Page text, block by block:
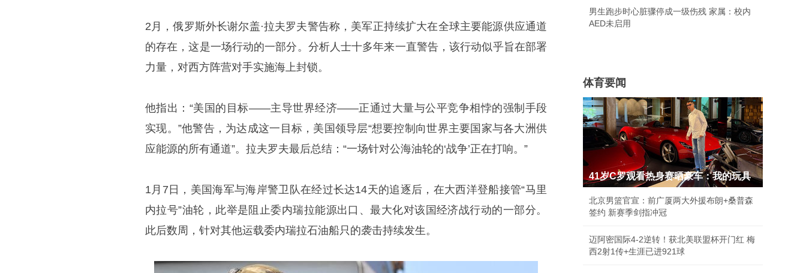
2月，俄罗斯外长谢尔盖·拉夫罗夫警告称，美军正持续扩大在全球主要能源供应通道
的存在，这是一场行动的一部分。分析人士十多年来一直警告，该行动似乎旨在部署
力量，对西方阵营对手实施海上封锁。
他指出：“美国的目标——主导世界经济——正通过大量与公平竞争相悖的强制手段
实现。”他警告，为达成这一目标，美国领导层“想要控制向世界主要国家与各大洲供
应能源的所有通道”。拉夫罗夫最后总结：“一场针对公海油轮的‘战争’正在打响。”
1月7日，美国海军与海岸警卫队在经过长达14天的追逐后，在大西洋登船接管“马里
内拉号”油轮，此举是阻止委内瑞拉能源出口、最大化对该国经济战行动的一部分。
此后数周，针对其他运载委内瑞拉石油船只的袭击持续发生。
男生跑步时心脏骤停成一级伤残 家属：校内
AED未启用
体育要闻
41岁C罗观看热身赛晒豪车：我的玩具
北京男篮官宣：前广厦两大外援布朗+桑普森
签约 新赛季剑指冲冠
迈阿密国际4-2逆转！获北美联盟杯开门红 梅
西2射1传+生涯已进921球